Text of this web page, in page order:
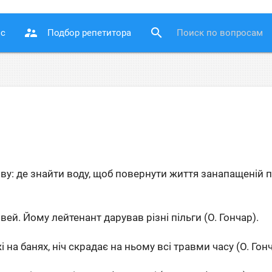
supervisor_account Подбор репетитора search
де знайти воду, щоб повернути життя занапащеній
Йому лейтенант дарував різні пільги (О. Гончар).
банях, ніч скрадає на ньому всі травми часу (О.